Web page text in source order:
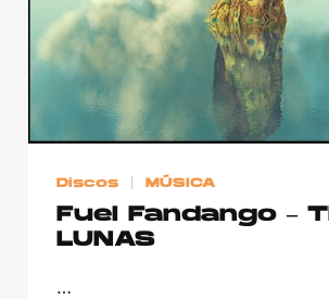
Aviso Legal
© 2015-2022 UMOMAG. PROPIEDAD DE UMO
DERECHOS RESERVADOS.
Discos MÚSICA
Fuel Fandango –
LUNAS
…